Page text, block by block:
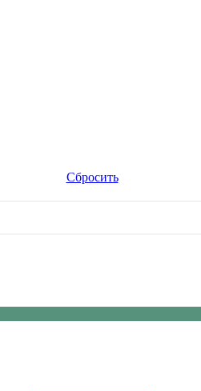
Сбросить